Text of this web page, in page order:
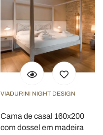
VIADURINI NIGHT DESIGN
Cama de casal 160x200
com dossel em madeira